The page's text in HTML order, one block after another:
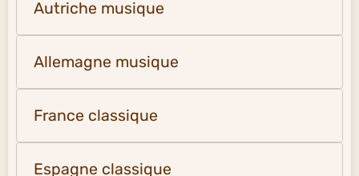
Russie musique
Autriche musique